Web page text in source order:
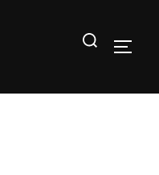
Zoek